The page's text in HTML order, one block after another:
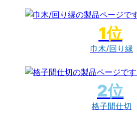
巾木/回り縁
格子間仕切